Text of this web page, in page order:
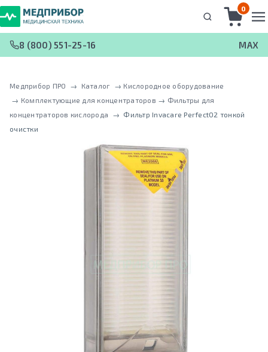
0
8 (800) 551-25-16 MAX
Медприбор ПРО → Каталог → Кислородное оборудование
→ Комплектующие для концентраторов → Фильтры для
концентраторов кислорода
→ Фильтр Invacare PerfectO2 тонкой
очистки